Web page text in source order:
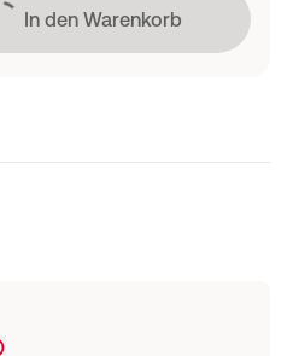
Lädt
In den Warenkorb